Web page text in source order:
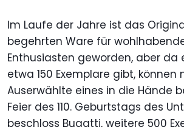
Im Laufe der Jahre ist das
begehrten Ware für
Enthusiasten geworden, aber da
etwa 150 Exemplare gibt, können
Auserwählte eines in die Hände
Feier des 110. Geburtstags des
beschloss Bugatti, weitere 500